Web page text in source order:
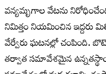
వన్యమృగాల వేటను
నిమిత్తం నియమించిన ఇద్దరు
వేర్వేరు ఘటనల్లో చంపింది.
తర్వాత సమావేశమైన